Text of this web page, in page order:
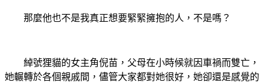
那麼他也不是我真正想要緊緊擁抱的人，不是嗎？
綽號狸貓的女主角倪苗，父母在小時候就因車禍而雙亡，
她輾轉於各個親戚間，儘管大家都對她很好，她卻還是感覺的